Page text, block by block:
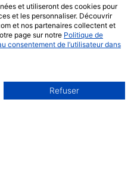
Jean-de-Luz
et utiliseront des cookies pour
et les personnaliser. Découvrir
et nos partenaires collectent et
page sur notre Politique de
consentement de l’utilisateur dans
Refuser